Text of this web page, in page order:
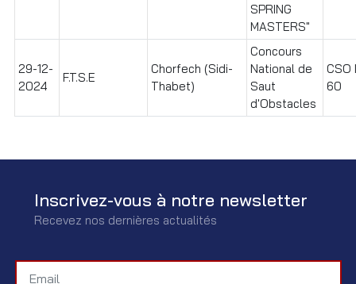
SPRING
MASTERS"
29-12-
2024
F.T.S.E
Chorfech (Sidi-
Thabet)
Concours
National de
Saut
d'Obstacles
CSO
60
Inscrivez-vous à notre newsletter
Recevez nos dernières actualités